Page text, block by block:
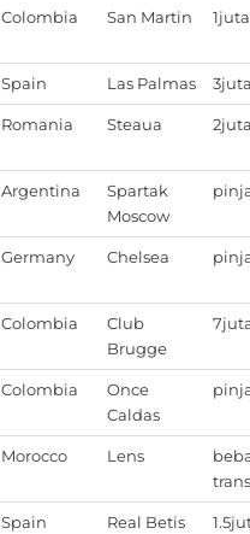
Colombia San Martin 1juta
Spain Las Palmas
Romania Steaua
Argentina
Spartak
Moscow
Germany Chelsea
Colombia
Club
Brugge
Colombia
Once
Caldas
Morocco Lens
Spain Real Betis